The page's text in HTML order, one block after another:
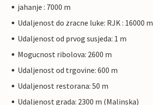
jahanje : 7000 m
Udaljenost do zracne luke: RJK : 16000 m
Udaljenost od prvog susjeda: 1 m
Mogucnost ribolova: 2600 m
Udaljenost od trgovine: 600 m
Udaljenost restorana: 50 m
Udaljenost grada: 2300 m (Malinska)